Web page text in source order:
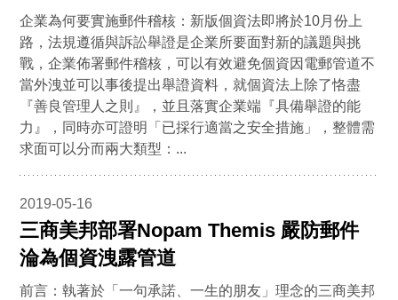
企業為何要實施郵件稽核：新版個資法即將於10月份上
路，法規遵循與訴訟舉證是企業所要面對新的議題與挑
戰，企業佈署郵件稽核，可以有效避免個資因電郵管道不
當外洩並可以事後提出舉證資料，就個資法上除了恪盡
『善良管理人之則』，並且落實企業端『具備舉證的能
力』，同時亦可證明「已採行適當之安全措施」，整體需
求面可以分而兩大類型：...
2019-05-16
三商美邦部署Nopam Themis 嚴防郵件
淪為個資洩露管道
前言：執著於「一句承諾、一生的朋友」理念的三商美邦